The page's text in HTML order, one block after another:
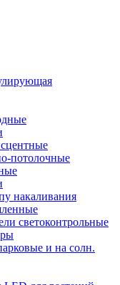
потолочные
накаливания
светоконтрольные
и на солн.